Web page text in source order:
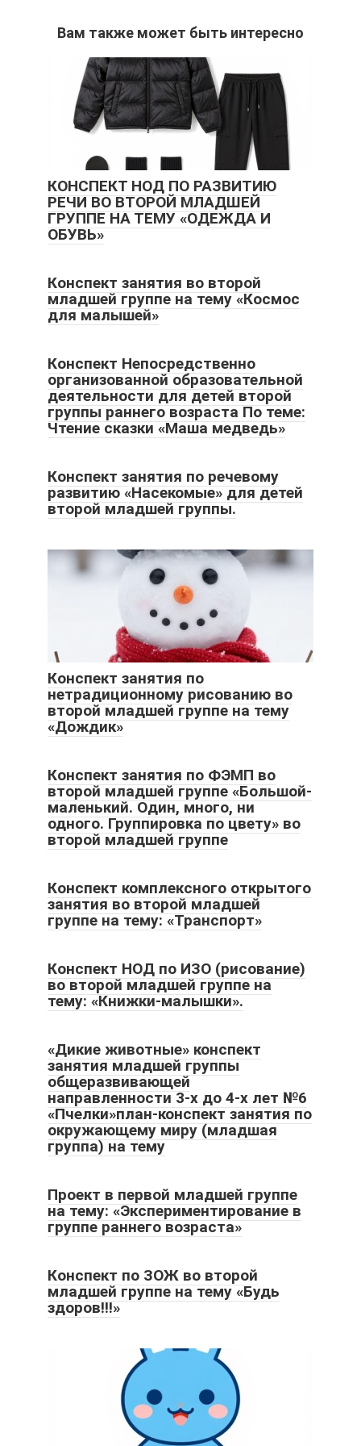
Вам также может быть интересно
КОНСПЕКТ НОД ПО РАЗВИТИЮ
РЕЧИ ВО ВТОРОЙ МЛАДШЕЙ
ГРУППЕ НА ТЕМУ «ОДЕЖДА И
ОБУВЬ»
Конспект занятия во второй
младшей группе на тему «Космос
для малышей»
Конспект Непосредственно
организованной образовательной
деятельности для детей второй
группы раннего возраста По теме:
Чтение сказки «Маша медведь»
Конспект занятия по речевому
развитию «Насекомые» для детей
второй младшей группы.
Конспект занятия по
нетрадиционному рисованию во
второй младшей группе на тему
«Дождик»
Конспект занятия по ФЭМП во
второй младшей группе «Большой-
маленький. Один, много, ни
одного. Группировка по цвету» во
второй младшей группе
Конспект комплексного открытого
занятия во второй младшей
группе на тему: «Транспорт»
Конспект НОД по ИЗО (рисование)
во второй младшей группе на
тему: «Книжки-малышки».
«Дикие животные» конспект
занятия младшей группы
общеразвивающей
направленности 3-х до 4-х лет №6
«Пчелки»план-конспект занятия по
окружающему миру (младшая
группа) на тему
Проект в первой младшей группе
на тему: «Экспериментирование в
группе раннего возраста»
Конспект по ЗОЖ во второй
младшей группе на тему «Будь
здоров!!!»